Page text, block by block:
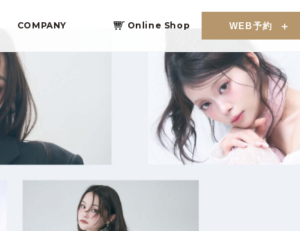
COMPANY Online Shop WEB予約